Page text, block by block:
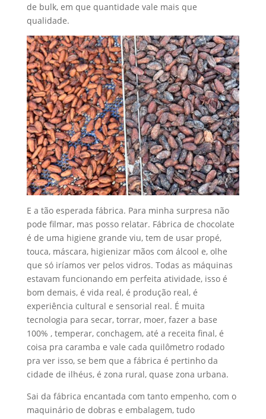
de bulk, em que quantidade vale mais que
qualidade.
E a tão esperada fábrica. Para minha surpresa não
pode filmar, mas posso relatar. Fábrica de chocolate
é de uma higiene grande viu, tem de usar propé,
touca, máscara, higienizar mãos com álcool e, olhe
que só iríamos ver pelos vidros. Todas as máquinas
estavam funcionando em perfeita atividade, isso é
bom demais, é vida real, é produção real, é
experiência cultural e sensorial real. É muita
tecnologia para secar, torrar, moer, fazer a base
100% , temperar, conchagem, até a receita final, é
coisa pra caramba e vale cada quilômetro rodado
pra ver isso, se bem que a fábrica é pertinho da
cidade de ilhéus, é zona rural, quase zona urbana.
Sai da fábrica encantada com tanto empenho, com o
maquinário de dobras e embalagem, tudo